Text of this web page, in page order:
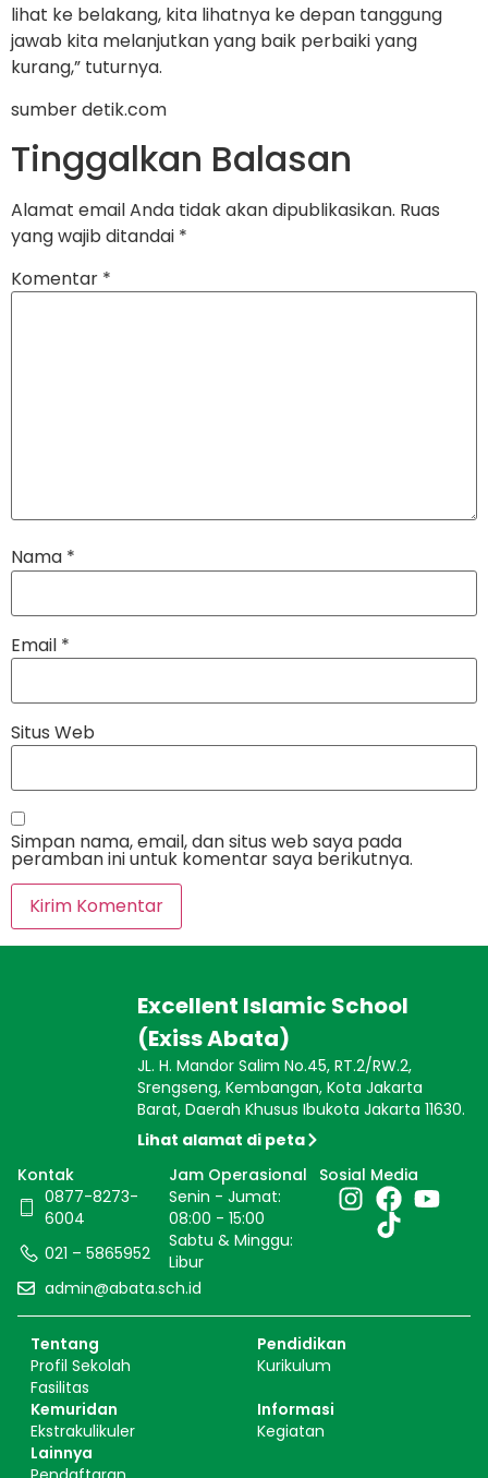
lihat ke belakang, kita lihatnya ke depan tanggung
jawab kita melanjutkan yang baik perbaiki yang
kurang,” tuturnya.
sumber detik.com
Tinggalkan Balasan
Alamat email Anda tidak akan dipublikasikan. Ruas
yang wajib ditandai *
Komentar *
Nama *
Email *
Situs Web
Simpan nama, email, dan situs web saya pada
peramban ini untuk komentar saya berikutnya.
Excellent Islamic School
(Exiss Abata)
JL. H. Mandor Salim No.45, RT.2/RW.2,
Srengseng, Kembangan, Kota Jakarta
Barat, Daerah Khusus Ibukota Jakarta 11630.
Lihat alamat di peta
Kontak
0877-8273-
6004
021 – 5865952
admin@abata.sch.id
Jam Operasional
Senin - Jumat:
08:00 - 15:00
Sabtu & Minggu:
Libur
Sosial Media
Tentang
Profil Sekolah
Fasilitas
Pendidikan
Kurikulum
Kemuridan
Ekstrakulikuler
Informasi
Kegiatan
Lainnya